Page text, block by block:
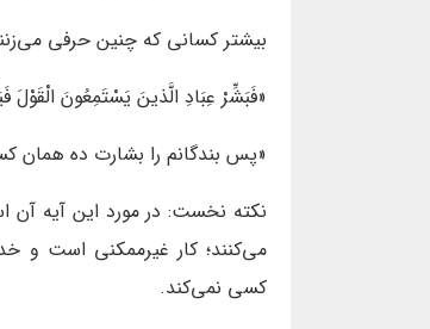
بیشتر کسانی که چنین حرفی
«فَبَشِّرْ عِبَادِ الَّذینَ یَسْتَمِعُونَ الْقَوْلَ
«پس بندگانم را بشارت ده همان
نکته نخست: در مورد این آیه
می‌کنند؛ کار غیرممکنی است و
کسی نمی‌کند.